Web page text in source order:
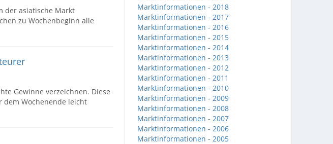
der asiatische Markt
zu Wochenbeginn alle
Gewinne verzeichnen. Diese
dem Wochenende leicht
Marktinformationen - 2018
Marktinformationen - 2017
Marktinformationen - 2016
Marktinformationen - 2015
Marktinformationen - 2014
Marktinformationen - 2013
Marktinformationen - 2012
Marktinformationen - 2011
Marktinformationen - 2010
Marktinformationen - 2009
Marktinformationen - 2008
Marktinformationen - 2007
Marktinformationen - 2006
Marktinformationen - 2005